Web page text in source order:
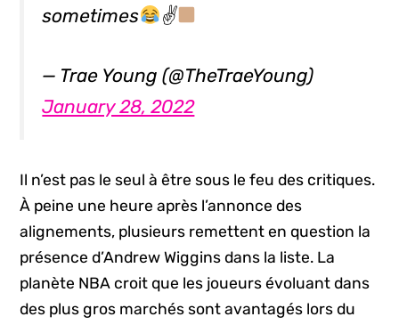
sometimes
✌
— Trae Young (@TheTraeYoung)
January 28, 2022
Il n’est pas le seul à être sous le feu des critiques.
À peine une heure après l’annonce des
alignements, plusieurs remettent en question la
présence d’Andrew Wiggins dans la liste. La
planète NBA croit que les joueurs évoluant dans
des plus gros marchés sont avantagés lors du